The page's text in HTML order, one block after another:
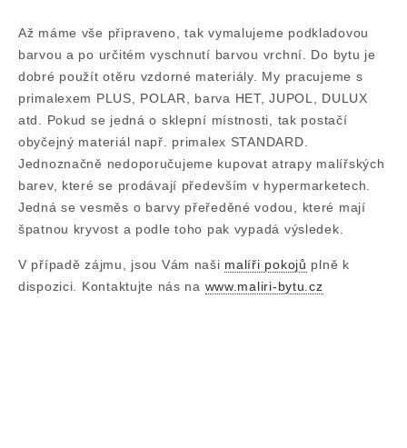
Až máme vše připraveno, tak vymalujeme podkladovou
barvou a po určitém vyschnutí barvou vrchní. Do bytu je
dobré použít otěru vzdorné materiály. My pracujeme s
primalexem PLUS, POLAR, barva HET, JUPOL, DULUX
atd. Pokud se jedná o sklepní místnosti, tak postačí
obyčejný materiál např. primalex STANDARD.
Jednoznačně nedoporučujeme kupovat atrapy malířských
barev, které se prodávají především v hypermarketech.
Jedná se vesměs o barvy přeředěné vodou, které mají
špatnou kryvost a podle toho pak vypadá výsledek.
V případě zájmu, jsou Vám naši malíři pokojů plně k
dispozici. Kontaktujte nás na www.maliri-bytu.cz